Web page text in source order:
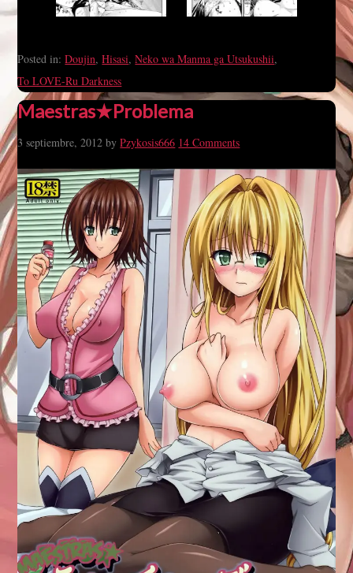
Posted in:Doujin,Hisasi,Neko wa Manma ga Utsukushii,
To LOVE-Ru Darkness
Maestras★Problema
3 septiembre, 2012 byPzykosis666 14 Comments